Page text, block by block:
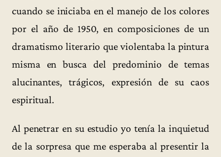
cuando se iniciaba en el manejo de los colores
por el año de 1950, en composiciones de un
dramatismo literario que violentaba la pintura
misma en busca del predominio de temas
alucinantes, trágicos, expresión de su caos
espiritual.
Al penetrar en su estudio yo tenía la inquietud
de la sorpresa que me esperaba al presentir la